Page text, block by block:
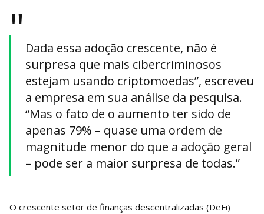
" Dada essa adoção crescente, não é
surpresa que mais cibercriminosos
estejam usando criptomoedas”, escreveu
a empresa em sua análise da pesquisa.
“Mas o fato de o aumento ter sido de
apenas 79% – quase uma ordem de
magnitude menor do que a adoção geral
– pode ser a maior surpresa de todas.”
O crescente setor de finanças descentralizadas (DeFi)